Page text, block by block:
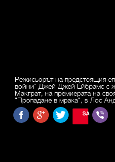
Режисьорът на предстоящия
войни" Джей Джей Ейбрамс с
Макграт, на премиерата на
"Пропадане в мрака", в Лос
SAVE